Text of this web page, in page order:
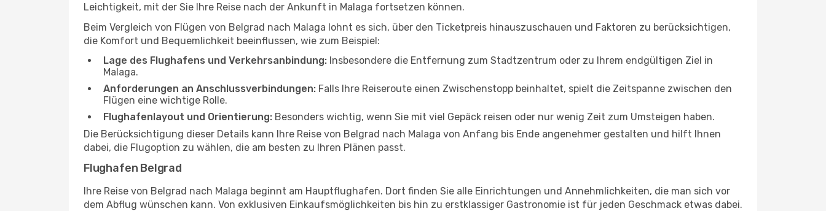
Leichtigkeit, mit der Sie Ihre Reise nach der Ankunft in Malaga fortsetzen können.
Beim Vergleich von Flügen von Belgrad nach Malaga lohnt es sich, über den Ticketpreis hinauszuschauen und Faktoren zu berücksichtigen,
die Komfort und Bequemlichkeit beeinflussen, wie zum Beispiel:
Lage des Flughafens und Verkehrsanbindung: Insbesondere die Entfernung zum Stadtzentrum oder zu Ihrem endgültigen Ziel in
Malaga.
Anforderungen an Anschlussverbindungen: Falls Ihre Reiseroute einen Zwischenstopp beinhaltet, spielt die Zeitspanne zwischen den
Flügen eine wichtige Rolle.
Flughafenlayout und Orientierung: Besonders wichtig, wenn Sie mit viel Gepäck reisen oder nur wenig Zeit zum Umsteigen haben.
Die Berücksichtigung dieser Details kann Ihre Reise von Belgrad nach Malaga von Anfang bis Ende angenehmer gestalten und hilft Ihnen
dabei, die Flugoption zu wählen, die am besten zu Ihren Plänen passt.
Flughafen Belgrad
Ihre Reise von Belgrad nach Malaga beginnt am Hauptflughafen. Dort finden Sie alle Einrichtungen und Annehmlichkeiten, die man sich vor
dem Abflug wünschen kann. Von exklusiven Einkaufsmöglichkeiten bis hin zu erstklassiger Gastronomie ist für jeden Geschmack etwas dabei.